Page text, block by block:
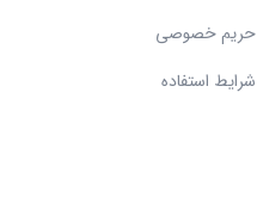
حریم خصوصی
شرایط استفاده